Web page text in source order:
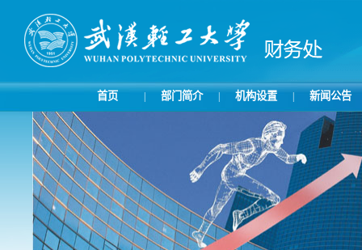
首页 部门简介 机构设置 新闻公告